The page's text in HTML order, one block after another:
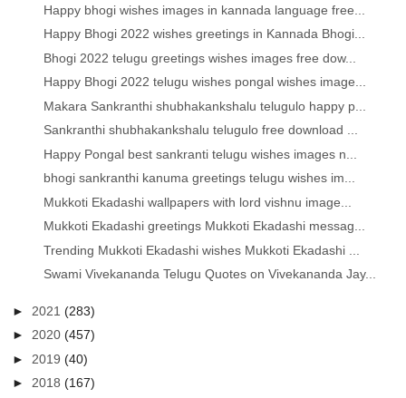
Happy bhogi wishes images in kannada language free...
Happy Bhogi 2022 wishes greetings in Kannada Bhogi...
Bhogi 2022 telugu greetings wishes images free dow...
Happy Bhogi 2022 telugu wishes pongal wishes image...
Makara Sankranthi shubhakankshalu telugulo happy p...
Sankranthi shubhakankshalu telugulo free download ...
Happy Pongal best sankranti telugu wishes images n...
bhogi sankranthi kanuma greetings telugu wishes im...
Mukkoti Ekadashi wallpapers with lord vishnu image...
Mukkoti Ekadashi greetings Mukkoti Ekadashi messag...
Trending Mukkoti Ekadashi wishes Mukkoti Ekadashi ...
Swami Vivekananda Telugu Quotes on Vivekananda Jay...
► 2021(283)
►2020(457)
► 2019(40)
►2018(167)